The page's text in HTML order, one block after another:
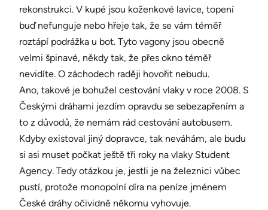
rekonstrukci. V kupé jsou koženkové lavice, topení
buď nefunguje nebo hřeje tak, že se vám téměř
roztápí podrážka u bot. Tyto vagony jsou obecně
velmi špinavé, někdy tak, že přes okno téměř
nevidíte. O záchodech raději hovořit nebudu.
Ano, takové je bohužel cestování vlaky v roce 2008. S
Českými dráhami jezdím opravdu se sebezapřením a
to z důvodů, že nemám rád cestování autobusem.
Kdyby existoval jiný dopravce, tak neváhám, ale budu
si asi muset počkat ještě tři roky na vlaky Student
Agency. Tedy otázkou je, jestli je na železnici vůbec
pustí, protože monopolní díra na peníze jménem
České dráhy očividně někomu vyhovuje.